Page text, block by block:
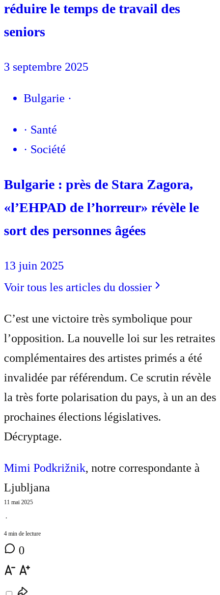
réduire le temps de travail des
seniors
3 septembre 2025
Bulgarie ·
· Santé
· Société
Bulgarie : près de Stara Zagora,
«l’EHPAD de l’horreur» révèle le
sort des personnes âgées
13 juin 2025
Voir tous les articles du dossier
C’est une victoire très symbolique pour
l’opposition. La nouvelle loi sur les retraites
complémentaires des artistes primés a été
invalidée par référendum. Ce scrutin révèle
la très forte polarisation du pays, à un an des
prochaines élections législatives.
Décryptage.
Mimi Podkrižnik, notre correspondante à
Ljubljana
11 mai 2025
⋅
4 min de lecture
0